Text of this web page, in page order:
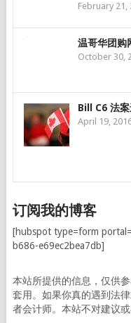
February 21,
温哥华团购
October 30,
Bill C6 法
April 19,
订阅我的博客
[hubspot type=form
b686-e69ec2bea7db]
本站所提供的信息，仅供
套用。如果你真的遇到法
者会计师。本站不对建议